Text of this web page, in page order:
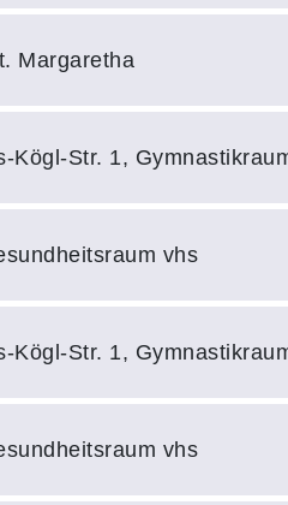
Margaretha
Kögl-Str. 1,
vhs
Kögl-Str. 1,
vhs